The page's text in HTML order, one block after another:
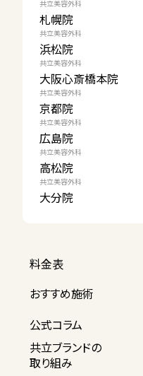
共立美容外科
札幌院
共立美容外科
浜松院
共立美容外科
大阪心斎橋本院
共立美容外科
京都院
共立美容外科
広島院
共立美容外科
高松院
共立美容外科
大分院
料金表
おすすめ施術
公式コラム
共立ブランドの
取り組み